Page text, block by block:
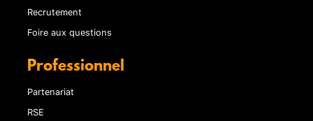
Recrutement
Foire aux questions
Professionnel
Partenariat
RSE